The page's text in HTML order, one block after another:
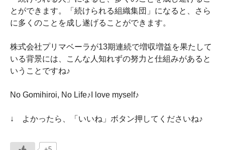
とができます。「続けられる組織集団」になると、さら
に多くのことを成し遂げることができます。
株式会社プリマベーラが13期連続で増収増益を果たして
いる背景には、こんな人知れずの努力と仕組みがあると
いうことですね♪
No Gomihiroi, No Life♪I love myself♪
↓ よかったら、「いいね」ボタン押してくださいね♪